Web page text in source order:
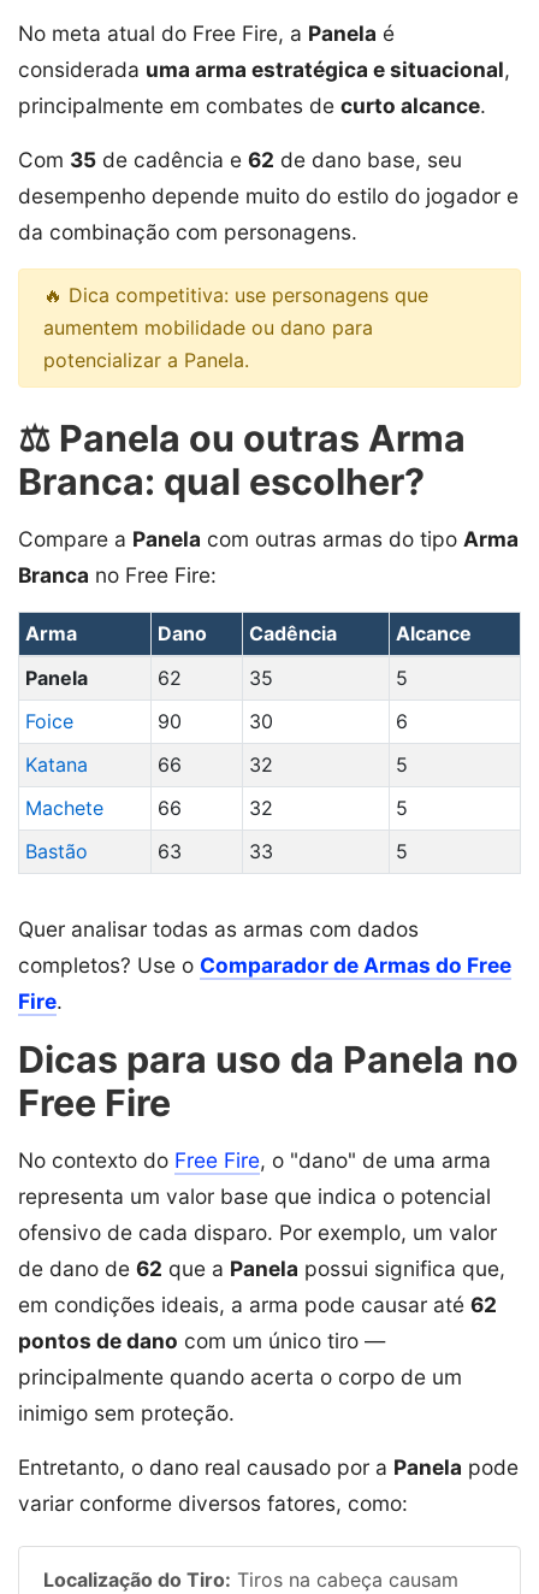
No meta atual do Free Fire, a Panela é
considerada uma arma estratégica e situacional,
principalmente em combates de curto alcance.
Com 35 de cadência e 62 de dano base, seu
desempenho depende muito do estilo do jogador e
da combinação com personagens.
🔥 Dica competitiva: use personagens que
aumentem mobilidade ou dano para
potencializar a Panela.
⚖️ Panela ou outras Arma
Branca: qual escolher?
Compare a Panela com outras armas do tipo Arma
Branca no Free Fire:
Arma Dano Cadência
Alcance
Panela
62 35
5
Foice
90 30
6
Katana
66 32
5
Machete
66 32
5
Bastão
63 33 5
Quer analisar todas as armas com dados
completos? Use o Comparador de Armas do Free
Fire.
Dicas para uso da Panela no
Free Fire
No contexto do Free Fire, o "dano" de uma arma
representa um valor base que indica o potencial
ofensivo de cada disparo. Por exemplo, um valor
de dano de 62 que a Panela possui significa que,
em condições ideais, a arma pode causar até 62
pontos de dano com um único tiro —
principalmente quando acerta o corpo de um
inimigo sem proteção.
Entretanto, o dano real causado por a Panela pode
variar conforme diversos fatores, como:
Localização do Tiro: Tiros na cabeça causam